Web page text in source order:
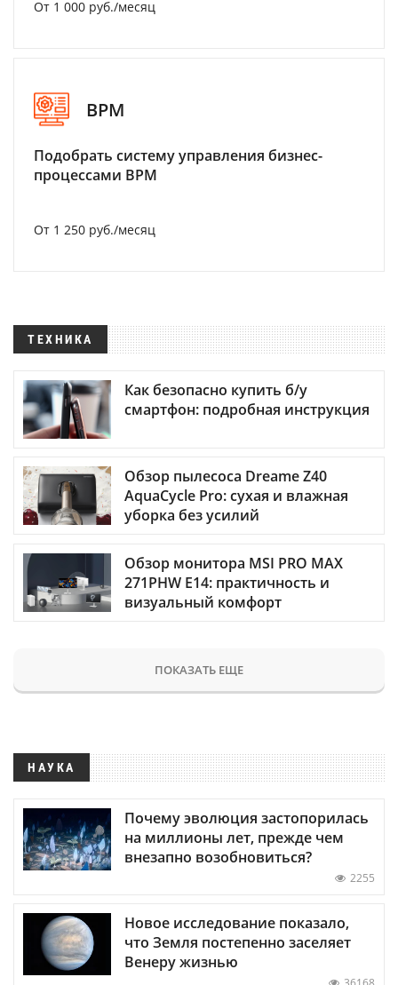
От 1 000 руб./месяц
BPM
Подобрать систему управления бизнес-
процессами BPM
От 1 250 руб./месяц
ТЕХНИКА
Как безопасно купить б/у
смартфон: подробная инструкция
Обзор пылесоса Dreame Z40
AquaCycle Pro: сухая и влажная
уборка без усилий
Обзор монитора MSI PRO MAX
271PHW E14: практичность и
визуальный комфорт
ПОКАЗАТЬ ЕЩЕ
НАУКА
Почему эволюция застопорилась
на миллионы лет, прежде чем
внезапно возобновиться?
2255
Новое исследование показало,
что Земля постепенно заселяет
Венеру жизнью